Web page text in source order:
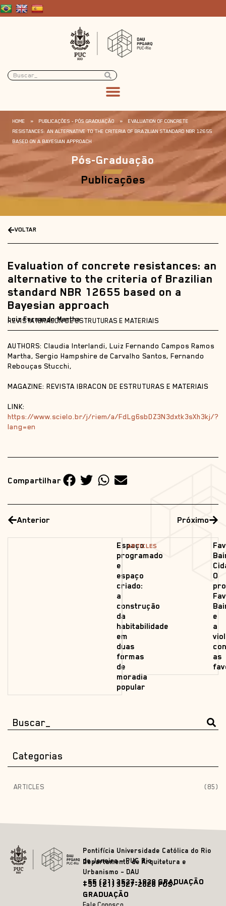
HOME » PUBLICAÇÕES - PÓS GRADUAÇÃO »
EVALUATION OF CONCRETE
RESISTANCES: AN ALTERNATIVE TO THE CRITERIA OF BRAZILIAN STANDARD NBR 12655
BASED ON A BAYESIAN APPROACH
Pós-Graduação
Publicações
VOLTAR
Evaluation of concrete resistances: an
alternative to the criteria of Brazilian
standard NBR 12655 based on a
Bayesian approach
REVISTA IBRACON DE ESTRUTURAS E MATERIAIS
Luiz Fernando Martha
AUTHORS: Claudia Interlandi, Luiz Fernando Campos Ramos
Martha, Sergio Hampshire de Carvalho Santos, Fernando
Rebouças Stucchi,
MAGAZINE: REVISTA IBRACON DE ESTRUTURAS E MATERIAIS
LINK:
https://www.scielo.br/j/riem/a/FdLg6sbDZ3N3dxtk3sXh3kj/?
lang=en
Compartilhar
Anterior
Espaço
programado
e
espaço
criado:
a
construção
da
habitabilidade
em
duas
formas
de
moradia
popular
Próximo
ARTICLES
O
e
a
as
Categorias
ARTICLES (85)
Pontifícia Universidade Católica do Rio
de Janeiro – PUC Rio
Departamento de Arquitetura e
Urbanismo – DAU
+55 (21) 3527-1828 GRADUAÇÃO
+55 (21) 3527-2628 PÓS-
GRADUAÇÃO